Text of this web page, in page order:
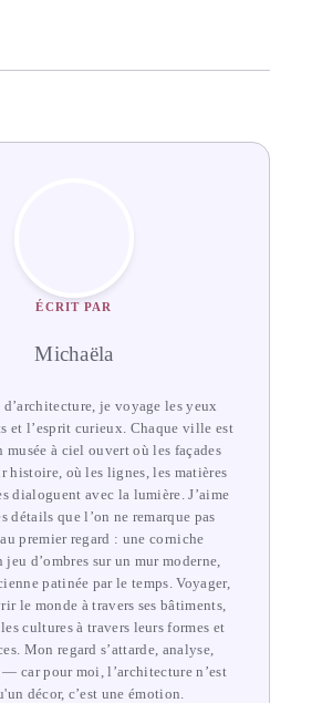
ÉCRIT PAR
Michaëla
d’architecture, je voyage les yeux
et l’esprit curieux. Chaque ville est
musée à ciel ouvert où les façades
histoire, où les lignes, les matières
dialoguent avec la lumière. J’aime
détails que l’on ne remarque pas
premier regard : une corniche
jeu d’ombres sur un mur moderne,
patinée par le temps. Voyager,
le monde à travers ses bâtiments,
cultures à travers leurs formes et
Mon regard s’attarde, analyse,
— car pour moi, l’architecture n’est
décor, c’est une émotion.